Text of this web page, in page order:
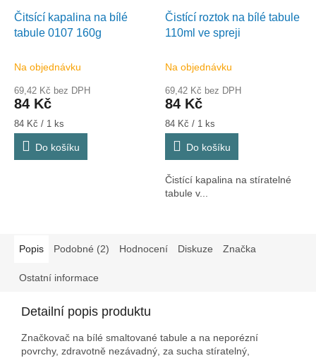
Čitsící kapalina na bílé
tabule 0107 160g
Na objednávku
69,42 Kč bez DPH
84 Kč
Měrná
cena:
84 Kč / 1 ks
Do košíku
Čistící roztok na bílé tabule
110ml ve spreji
Na objednávku
69,42 Kč bez DPH
84 Kč
Měrná
cena:
84 Kč / 1 ks
Do košíku
Čistící kapalina na stíratelné
tabule v...
Popis Podobné (2) Hodnocení Diskuze Značka
Ostatní informace
Detailní popis produktu
Značkovač na bílé smaltované tabule a na neporézní
povrchy, zdravotně nezávadný, za sucha stíratelný,